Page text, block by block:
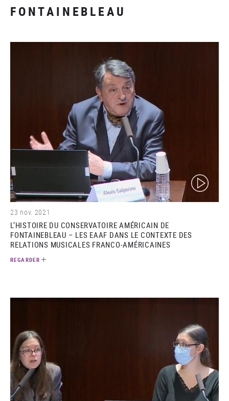
FONTAINEBLEAU
(video)
23 nov. 2021
L’HISTOIRE DU CONSERVATOIRE AMÉRICAIN DE
FONTAINEBLEAU – LES EAAF DANS LE CONTEXTE DES
RELATIONS MUSICALES FRANCO-AMÉRICAINES
REGARDER